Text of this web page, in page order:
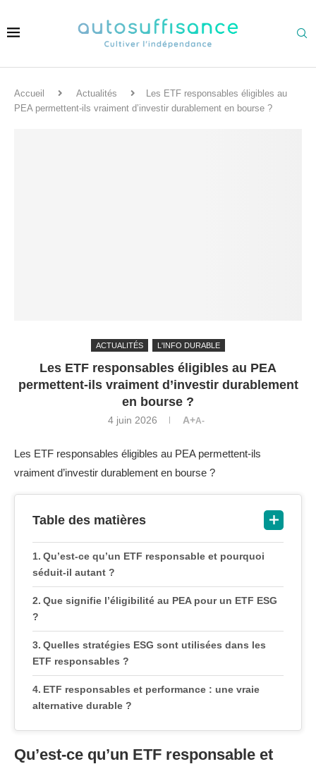
Accueil Actualités
Les ETF responsables éligibles au
PEA permettent-ils vraiment d’investir durablement en bourse ?
ACTUALITÉS L'INFO DURABLE
Les ETF responsables éligibles au PEA
permettent-ils vraiment d’investir durablement
en bourse ?
4 juin 2026 A+A-
Les ETF responsables éligibles au PEA permettent-ils
vraiment d’investir durablement en bourse ?
Table des matières
Qu’est-ce qu’un ETF responsable et pourquoi
séduit-il autant ?
Que signifie l’éligibilité au PEA pour un ETF ESG
?
Quelles stratégies ESG sont utilisées dans les
ETF responsables ?
ETF responsables et performance : une vraie
alternative durable ?
Qu’est-ce qu’un ETF responsable et